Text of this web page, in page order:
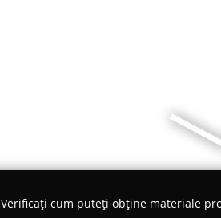
Verificați cum puteți obține materiale